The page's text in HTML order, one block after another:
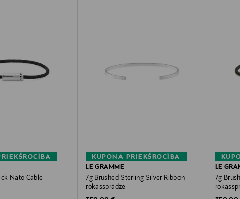
Nato Cable
KUPONA PRIEKŠROCĪBA
LE GRAMME
7g Brushed Sterling Silver Ribbon
rokassprādze
LE
7g